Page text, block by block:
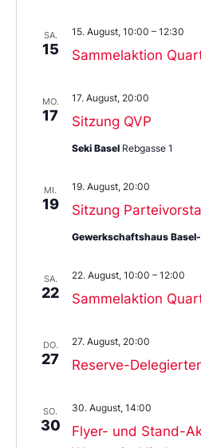
SA.
15 Sammelaktion
15. August, 10:00 – 12:30
MO.
17 Sitzung QVP
17. August, 20:00
Seki Basel Rebgasse 1
MI.
19 Sitzung
19. August, 20:00
Gewerkschaftshaus
SA.
22 Sammelaktion
22. August, 10:00 – 12:00
DO.
27 Reserve-
27. August, 20:00
SO.
30
Flyer- und Stand-
30. August, 14:00